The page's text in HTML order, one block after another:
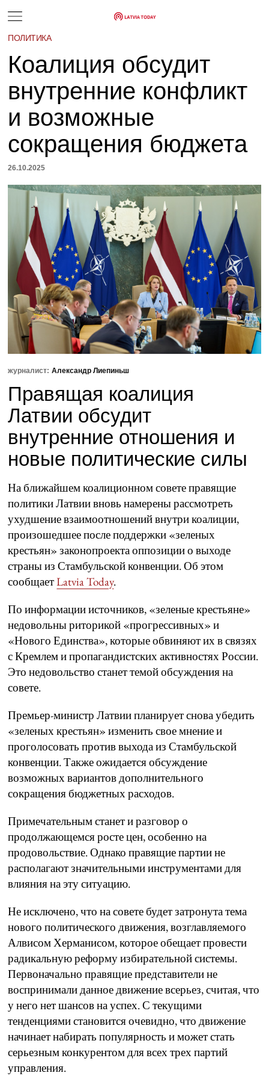
ПОЛИТИКА
Коалиция обсудит
внутренние конфликт
и возможные
сокращения бюджета
26.10.2025
журналист: Александр Лиепиньш
Правящая коалиция
Латвии обсудит
внутренние отношения и
новые политические силы
На ближайшем коалиционном совете правящие
политики Латвии вновь намерены рассмотреть
ухудшение взаимоотношений внутри коалиции,
произошедшее после поддержки «зеленых
крестьян» законопроекта оппозиции о выходе
страны из Стамбульской конвенции. Об этом
сообщаетLatvia Today.
По информации источников, «зеленые крестьяне»
недовольны риторикой «прогрессивных» и
«Нового Единства», которые обвиняют их в связях
с Кремлем и пропагандистских активностях России.
Это недовольство станет темой обсуждения на
совете.
Премьер-министр Латвии планирует снова убедить
«зеленых крестьян» изменить свое мнение и
проголосовать против выхода из Стамбульской
конвенции. Также ожидается обсуждение
возможных вариантов дополнительного
сокращения бюджетных расходов.
Примечательным станет и разговор о
продолжающемся росте цен, особенно на
продовольствие. Однако правящие партии не
располагают значительными инструментами для
влияния на эту ситуацию.
Не исключено, что на совете будет затронута тема
нового политического движения, возглавляемого
Алвисом Херманисом, которое обещает провести
радикальную реформу избирательной системы.
Первоначально правящие представители не
воспринимали данное движение всерьез, считая, что
у него нет шансов на успех. С текущими
тенденциями становится очевидно, что движение
начинает набирать популярность и может стать
серьезным конкурентом для всех трех партий
управления.